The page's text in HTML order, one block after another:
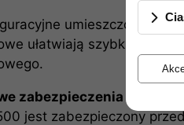
umieszczone na
ułatwiają szybkie i
zabezpieczenia i jakość
jest zabezpieczony